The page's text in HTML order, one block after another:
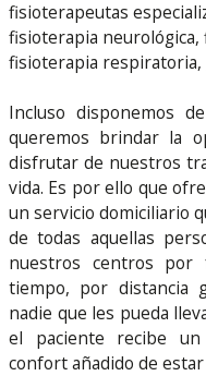
fisioterapeutas
fisioterapia
fisioterapia
Incluso disponemos
queremos brindar la
disfrutar de nuestros
vida. Es por ello que
un servicio domiciliario
de todas aquellas
nuestros centros
tiempo, por distancia
nadie que les pueda
el paciente recibe
confort añadido de estar